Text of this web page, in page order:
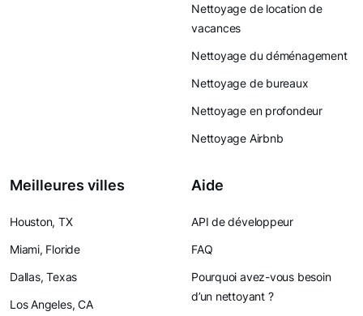
Nettoyage de location de
vacances
Nettoyage du déménagement
Nettoyage de bureaux
Nettoyage en profondeur
Nettoyage Airbnb
Meilleures villes
Houston, TX
Miami, Floride
Dallas, Texas
Los Angeles, CA
Aide
API de développeur
FAQ
Pourquoi avez-vous besoin
d’un nettoyant ?